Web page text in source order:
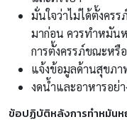
มั่นใจว่าไม่ได้ตั้งคร
มาก่อน ควรทำหมัน
การตั้งครรภ์ขณะห
แจ้งข้อมูลด้านสุขภ
งดน้ำและอาหารอย่
ข้อปฏิบัติหลังการทำหมัน